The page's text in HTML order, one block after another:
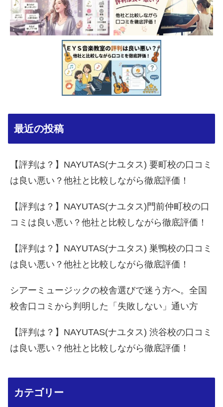
最近の投稿
【評判は？】NAYUTAS(ナユタス) 要町校の口コミ
は良い悪い？他社と比較しながら徹底評価！
【評判は？】NAYUTAS(ナユタス)門前仲町校の口
コミは良い悪い？他社と比較しながら徹底評価！
【評判は？】NAYUTAS(ナユタス) 巣鴨校の口コミ
は良い悪い？他社と比較しながら徹底評価！
シアーミュージックの校舎選びで迷う方へ。全国
校舎口コミから判明した「失敗しない」通い方
【評判は？】NAYUTAS(ナユタス) 渋谷校の口コミ
は良い悪い？他社と比較しながら徹底評価！
カテゴリー